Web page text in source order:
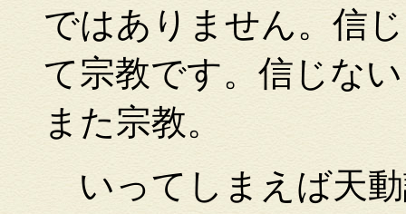
ではありません。信
て宗教です。信じな
また宗教。
いってしまえば天